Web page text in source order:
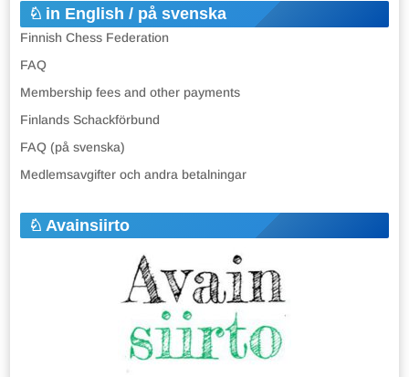
in English / på svenska
Finnish Chess Federation
FAQ
Membership fees and other payments
Finlands Schackförbund
FAQ (på svenska)
Medlemsavgifter och andra betalningar
Avainsiirto